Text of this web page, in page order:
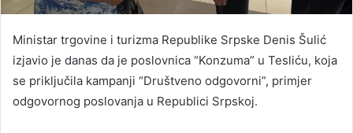
Ministar trgovine i turizma Republike Srpske Denis Šulić
izjavio je danas da je poslovnica “Konzuma” u Tesliću, koja
se priključila kampanji “Društveno odgovorni”, primjer
odgovornog poslovanja u Republici Srpskoj.